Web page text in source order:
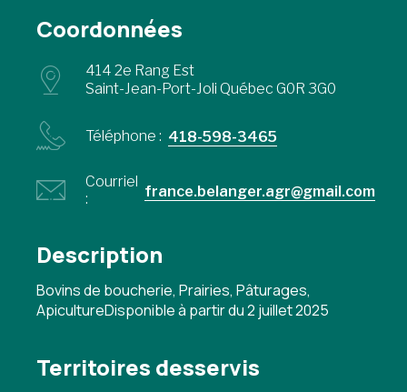
Coordonnées
414 2e Rang Est
Saint-Jean-Port-Joli Québec G0R 3G0
Téléphone : 418-598-3465
Courriel
:
france.belanger.agr@gmail.com
Description
Bovins de boucherie, Prairies, Pâturages,
ApicultureDisponible à partir du 2 juillet 2025
Territoires desservis